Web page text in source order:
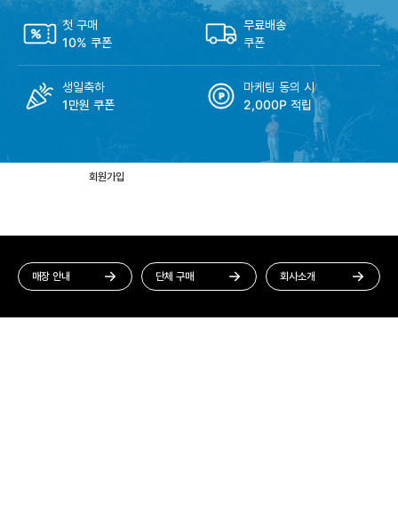
첫 구매
10% 쿠폰
무료배송
쿠폰
생일축하
1만원 쿠폰
마케팅 동의 시
2,000P 적립
회원가입
매장 안내 단체 구매 회사소개